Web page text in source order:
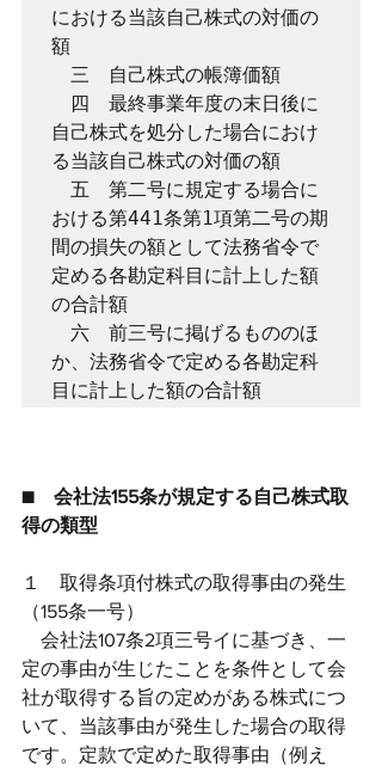
における当該自己株式の対価の
額
三　自己株式の帳簿価額
四　最終事業年度の末日後に
自己株式を処分した場合におけ
る当該自己株式の対価の額
五　第二号に規定する場合に
おける第441条第1項第二号の期
間の損失の額として法務省令で
定める各勘定科目に計上した額
の合計額
六　前三号に掲げるもののほ
か、法務省令で定める各勘定科
目に計上した額の合計額
■　会社法155条が規定する自己株式取
得の類型
１　取得条項付株式の取得事由の発生
（155条一号）
会社法107条2項三号イに基づき、一
定の事由が生じたことを条件として会
社が取得する旨の定めがある株式につ
いて、当該事由が発生した場合の取得
です。定款で定めた取得事由（例え